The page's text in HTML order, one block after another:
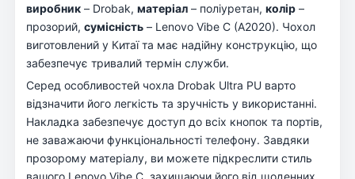
виробник – Drobak, матеріал – поліуретан, колір –
прозорий, сумісність – Lenovo Vibe C (A2020). Чохол
виготовлений у Китаї та має надійну конструкцію, що
забезпечує тривалий термін служби.
Серед особливостей чохла Drobak Ultra PU варто
відзначити його легкість та зручність у використанні.
Накладка забезпечує доступ до всіх кнопок та портів,
не заважаючи функціональності телефону. Завдяки
прозорому матеріалу, ви можете підкреслити стиль
вашого Lenovo Vibe C, захищаючи його від щоденних